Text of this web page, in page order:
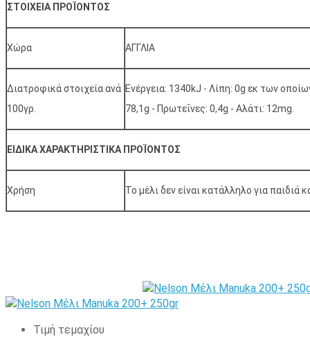
ΣΤΟΙΧΕΙΑ ΠΡΟΪΟΝΤΟΣ
Χώρα ΑΓΓΛΙΑ
Διατροφικά στοιχεία ανά
100γρ.
Ενέργεια: 1340kJ - Λίπη: 0g εκ των
78,1g - Πρωτεΐνες: 0,4g - Aλάτι: 12mg.
ΕΙΔΙΚΑ ΧΑΡΑΚΤΗΡΙΣΤΙΚΑ ΠΡΟΪΟΝΤΟΣ
Χρήση Το μέλι δεν είναι κατάλληλο για παιδιά
Τιμή τεμαχίου